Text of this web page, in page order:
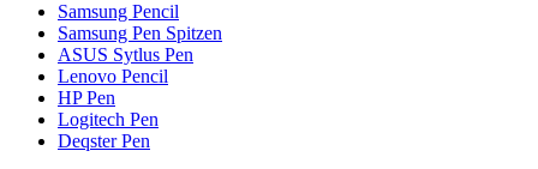
Samsung Pencil
Samsung Pen Spitzen
ASUS Sytlus Pen
Lenovo Pencil
HP Pen
Logitech Pen
Deqster Pen